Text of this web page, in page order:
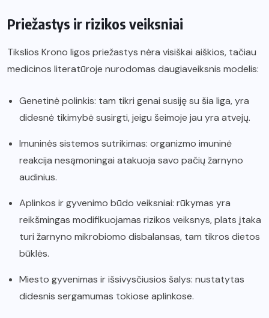
Priežastys ir rizikos veiksniai
Tikslios Krono ligos priežastys nėra visiškai aiškios, tačiau
medicinos literatūroje nurodomas daugiaveiksnis modelis:
Genetinė polinkis: tam tikri genai susiję su šia liga, yra
didesnė tikimybė susirgti, jeigu šeimoje jau yra atvejų.
Imuninės sistemos sutrikimas: organizmo imuninė
reakcija nesąmoningai atakuoja savo pačių žarnyno
audinius.
Aplinkos ir gyvenimo būdo veiksniai: rūkymas yra
reikšmingas modifikuojamas rizikos veiksnys, plats įtaka
turi žarnyno mikrobiomo disbalansas, tam tikros dietos
būklės.
Miesto gyvenimas ir išsivysčiusios šalys: nustatytas
didesnis sergamumas tokiose aplinkose.